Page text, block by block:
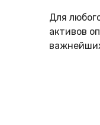
Для
активов